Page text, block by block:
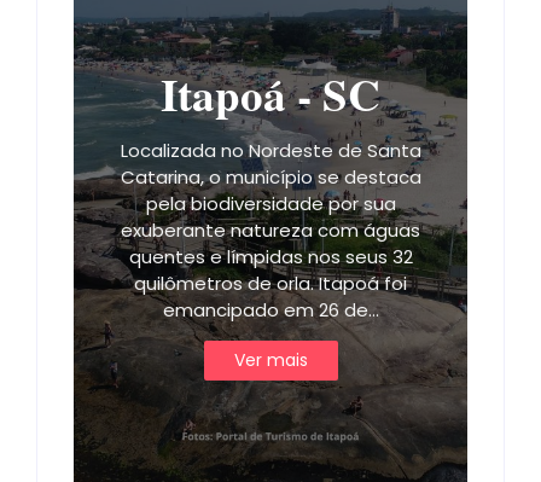
Itapoá - SC
Localizada no Nordeste de Santa
Catarina, o município se destaca
pela biodiversidade por sua
exuberante natureza com águas
quentes e límpidas nos seus 32
quilômetros de orla. Itapoá foi
emancipado em 26 de…
Ver mais